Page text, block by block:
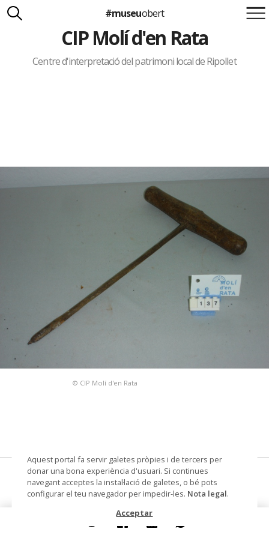
Suma't a la iniciativa
Carlota Royo
Francesca Barcellona
#museuobert
CIP Molí d'en Rata
Centre d'interpretació del patrimoni local de Ripollet
© CIP Molí d'en Rata
barrina
Datació segle XX
Aquest portal fa servir galetes pròpies i de tercers per
donar una bona experiència d'usuari. Si continues
navegant acceptes la instal·lació de galetes, o bé pots
configurar el teu navegador per impedir-les. Nota legal.
Acceptar